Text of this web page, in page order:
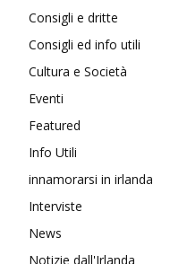
Consigli e dritte
Consigli ed info utili
Cultura e Società
Eventi
Featured
Info Utili
innamorarsi in irlanda
Interviste
News
Notizie dall'Irlanda